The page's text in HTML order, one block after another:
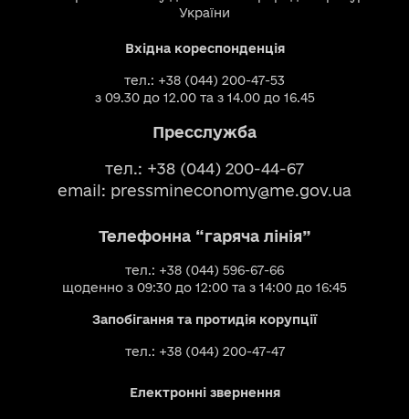
України
Вхідна кореспонденція
тел.: +38 (044) 200-47-53
з 09.30 до 12.00 та з 14.00 до 16.45
Пресслужба
тел.: +38 (044) 200-44-67
email: pressmineconomy@me.gov.ua
Телефонна “гаряча лінія”
тел.: +38 (044) 596-67-66
щоденно з 09:30 до 12:00 та з 14:00 до 16:45
Запобігання та протидія корупції
тел.: +38 (044) 200-47-47
Електронні звернення